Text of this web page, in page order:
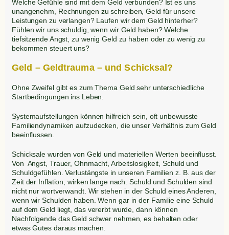
Welche Gefühle sind mit dem Geld verbunden? Ist es uns
unangenehm, Rechnungen zu schreiben, Geld für unsere
Leistungen zu verlangen? Laufen wir dem Geld hinterher?
Fühlen wir uns schuldig, wenn wir Geld haben? Welche
tiefsitzende Angst, zu wenig Geld zu haben oder zu wenig zu
bekommen steuert uns?
Geld – Geldtrauma – und Schicksal?
Ohne Zweifel gibt es zum Thema Geld sehr unterschiedliche
Startbedingungen ins Leben.
Systemaufstellungen können hilfreich sein, oft unbewusste
Familiendynamiken aufzudecken, die unser Verhältnis zum Geld
beeinflussen.
Schicksale wurden von Geld und materiellen Werten beeinflusst.
Von Angst, Trauer, Ohnmacht, Arbeitslosigkeit, Schuld und
Schuldgefühlen. Verlustängste in unseren Familien z. B. aus der
Zeit der Inflation, wirken lange nach. Schuld und Schulden sind
nicht nur wortverwandt. Wir stehen in der Schuld eines Anderen,
wenn wir Schulden haben. Wenn gar in der Familie eine Schuld
auf dem Geld liegt, das vererbt wurde, dann können
Nachfolgende das Geld schwer nehmen, es behalten oder
etwas Gutes daraus machen.